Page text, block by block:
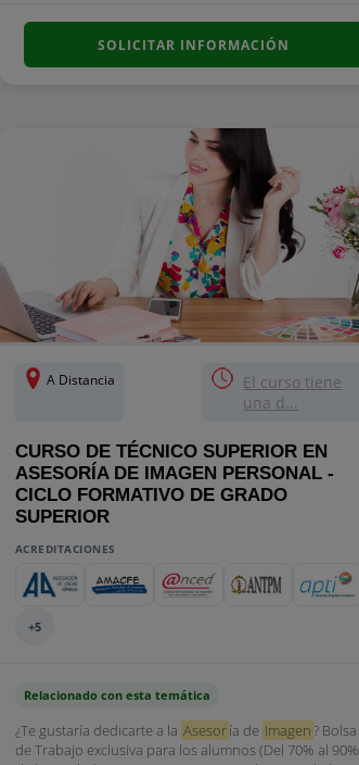
SOLICITAR INFORMACIÓN
A Distancia
El curso tiene
una d...
CURSO DE TÉCNICO SUPERIOR EN
ASESORÍA DE IMAGEN PERSONAL -
CICLO FORMATIVO DE GRADO
SUPERIOR
ACREDITACIONES
+5
Relacionado con esta temática
¿Te gustaría dedicarte a la Asesoría de Imagen? Bolsa
de Trabajo exclusiva para los alumnos (Del 70% al 90%